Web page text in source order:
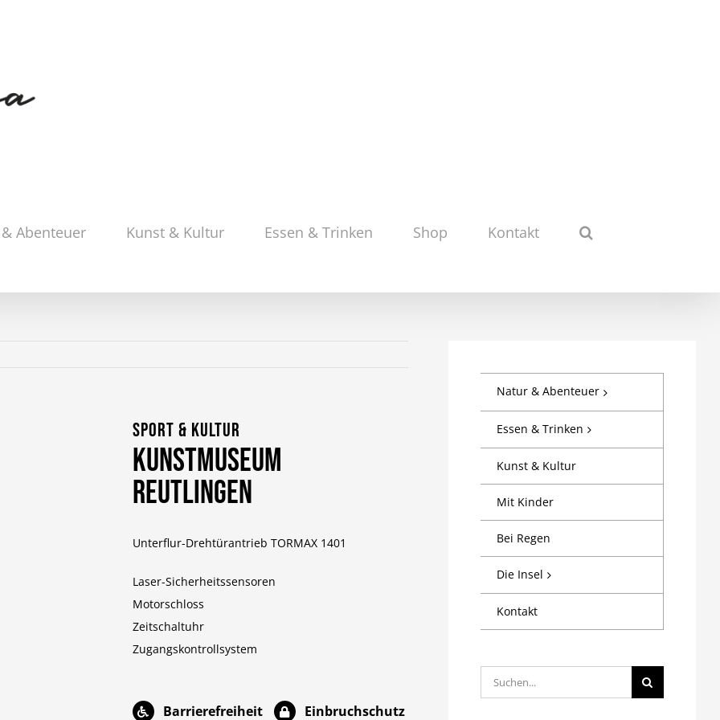
Abenteuer Kunst & Kultur Essen & Trinken Shop Kontakt
Sport & Kultur
Kunstmuseum
Reutlingen
Unterflur-Drehtürantrieb TORMAX 1401
Laser-Sicherheitssensoren
Motorschloss
Zeitschaltuhr
Zugangskontrollsystem
Barrierefreiheit
Einbruchschutz
Natur & Abenteuer
Essen & Trinken
Kunst & Kultur
Mit Kinder
Bei Regen
Die Insel
Kontakt
Suche
nach: